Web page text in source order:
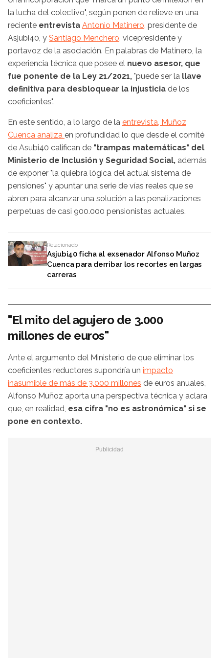
la lucha del colectivo", según ponen de relieve en una
reciente entrevista Antonio Matinero, presidente de
Asjubi40, y Santiago Menchero, vicepresidente y
portavoz de la asociación. En palabras de Matinero, la
experiencia técnica que posee el nuevo asesor, que
fue ponente de la Ley 21/2021, "puede ser la llave
definitiva para desbloquear la injusticia de los
coeficientes".
En este sentido, a lo largo de la entrevista, Muñoz
Cuenca analiza en profundidad lo que desde el comité
de Asubi40 califican de "trampas matemáticas" del
Ministerio de Inclusión y Seguridad Social, además
de exponer "la quiebra lógica del actual sistema de
pensiones" y apuntar una serie de vías reales que se
abren para alcanzar una solución a las penalizaciones
perpetuas de casi 900.000 pensionistas actuales.
Relacionado
Asjubi40 ficha al exsenador Alfonso Muñoz
Cuenca para derribar los recortes en largas
carreras
"El mito del agujero de 3.000
millones de euros"
Ante el argumento del Ministerio de que eliminar los
coeficientes reductores supondría un impacto
inasumible de más de 3.000 millones de euros anuales,
Alfonso Muñoz aporta una perspectiva técnica y aclara
que, en realidad, esa cifra "no es astronómica" si se
pone en contexto.